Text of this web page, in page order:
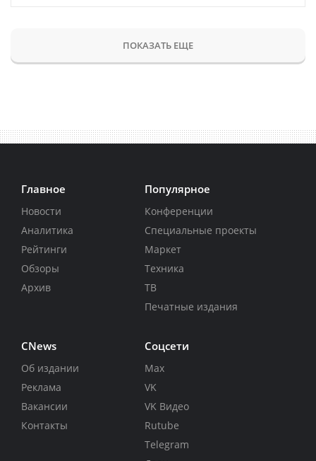
ПОКАЗАТЬ ЕЩЕ
Главное
Новости
Аналитика
Рейтинги
Обзоры
Архив
Популярное
Конференции
Специальные проекты
Маркет
Техника
ТВ
Печатные издания
CNews
Об издании
Реклама
Вакансии
Контакты
Соцсети
Max
VK
VK Видео
Rutube
Telegram